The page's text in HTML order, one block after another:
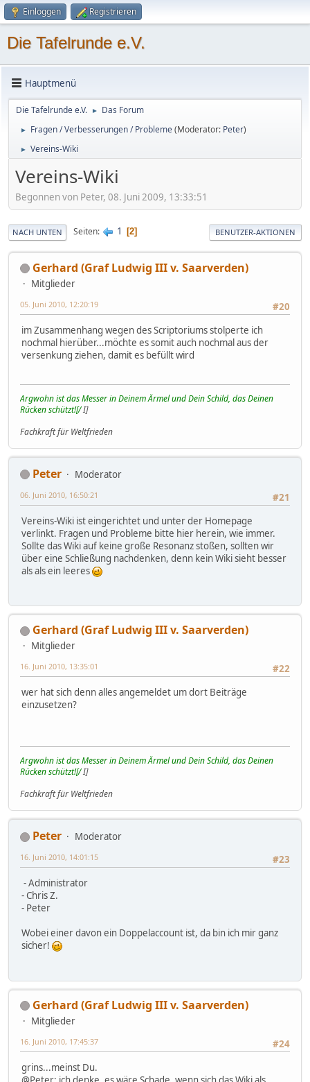
Einloggen Registrieren
Die Tafelrunde e.V.
Hauptmenü
Die Tafelrunde e.V. ► Das Forum
► Fragen / Verbesserungen / Probleme(Moderator: Peter)
► Vereins-Wiki
Vereins-Wiki
Begonnen von Peter, 08. Juni 2009, 13:33:51
NACH UNTEN Seiten 1 2 BENUTZER-AKTIONEN
Gerhard (Graf Ludwig III v. Saarverden)
Mitglieder
#20
05. Juni 2010, 12:20:19
im Zusammenhang wegen des Scriptoriums stolperte ich
nochmal hierüber...möchte es somit auch nochmal aus der
versenkung ziehen, damit es befüllt wird
Argwohn ist das Messer in Deinem Ärmel und Dein Schild, das Deinen
Rücken schützt![/I]
Fachkraft für Weltfrieden
Peter
Moderator
#21
06. Juni 2010, 16:50:21
Vereins-Wiki ist eingerichtet und unter der Homepage
verlinkt. Fragen und Probleme bitte hier herein, wie immer.
Sollte das Wiki auf keine große Resonanz stoßen, sollten wir
über eine Schließung nachdenken, denn kein Wiki sieht besser
als als ein leeres
Gerhard (Graf Ludwig III v. Saarverden)
Mitglieder
#22
16. Juni 2010, 13:35:01
wer hat sich denn alles angemeldet um dort Beiträge
einzusetzen?
Argwohn ist das Messer in Deinem Ärmel und Dein Schild, das Deinen
Rücken schützt![/I]
Fachkraft für Weltfrieden
Peter
Moderator
#23
16. Juni 2010, 14:01:15
- Administrator
- Chris Z.
- Peter
Wobei einer davon ein Doppelaccount ist, da bin ich mir ganz
sicher!
Gerhard (Graf Ludwig III v. Saarverden)
Mitglieder
#24
16. Juni 2010, 17:45:37
grins...meinst Du.